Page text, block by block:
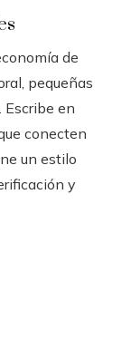
de
pequeñas
en
conecten
un estilo
y